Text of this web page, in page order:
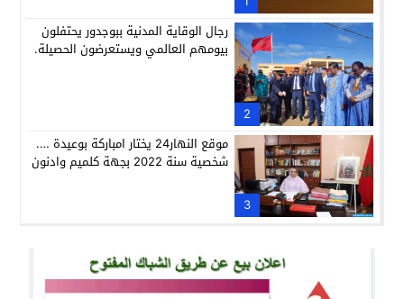
2
رجال الوقاية المدنية ببوجدور يحتفلون
بيومهم العالمي ويستعرضون الحصيلة.
3
موقع النهار24 يختار امباركة بوعيدة ….
شخصية سنة 2022 بجهة كلميم وادنون